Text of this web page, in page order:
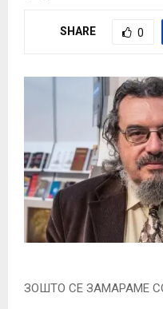
SHARE 0
ЗОШТО СЕ ЗАМАРАМЕ